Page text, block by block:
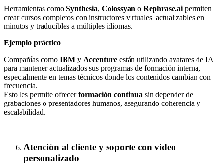
Herramientas como Synthesia, Colossyan o Rephrase.ai permiten
crear cursos completos con instructores virtuales, actualizables en
minutos y traducibles a múltiples idiomas.
Ejemplo práctico
Compañías como IBM y Accenture están utilizando avatares de IA
para mantener actualizados sus programas de formación interna,
especialmente en temas técnicos donde los contenidos cambian con
frecuencia.
Esto les permite ofrecerformación continua sin depender de
grabaciones o presentadores humanos, asegurando coherencia y
escalabilidad.
Atención al cliente y soporte con video
personalizado